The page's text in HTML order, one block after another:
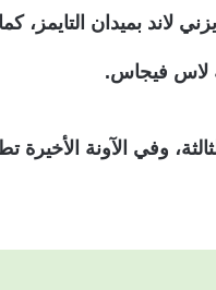
لاند بميدان التايمز،
لاس فيجاس.
وفي الآونة